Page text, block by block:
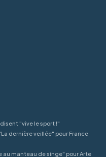
"vive le sport !"
dernière veillée" pour France
au manteau de singe" pour Arte